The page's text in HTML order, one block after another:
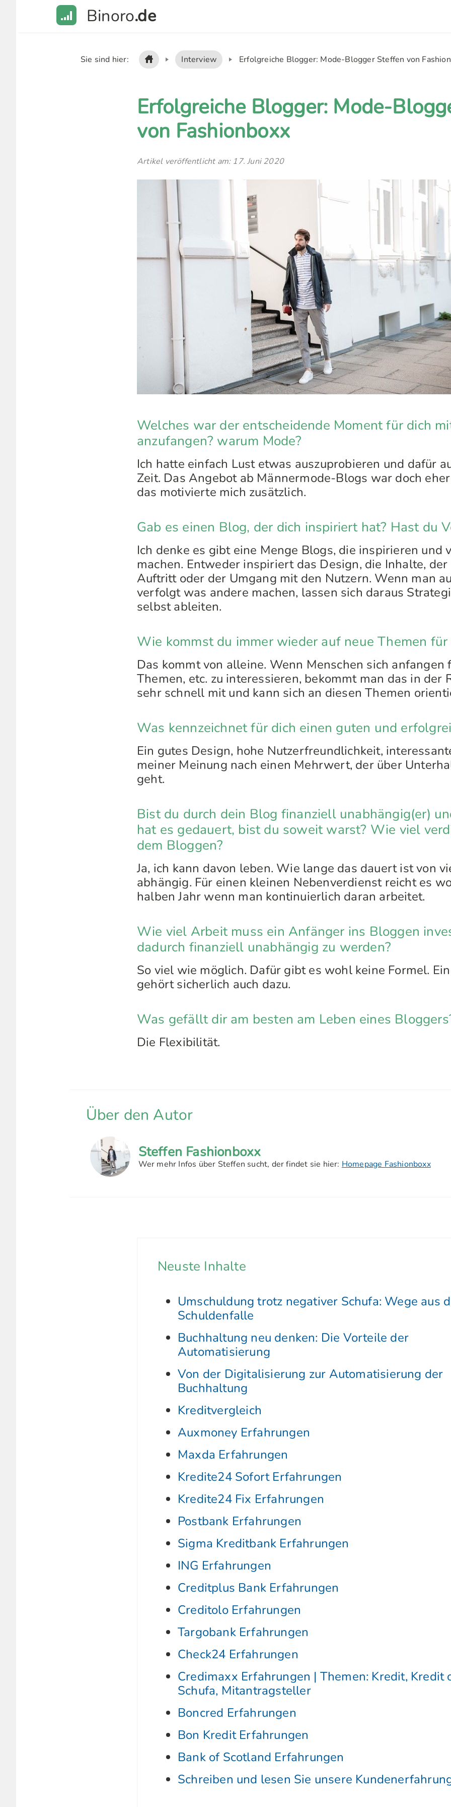
Binoro.de
Sie sind hier: Interview Erfolgreiche Blogger: Mode-Blogger Steffen von
Erfolgreiche Blogger: Mode-
von Fashionboxx
Artikel veröffentlicht am: 17. Juni 2020
Welches war der entscheidende Moment für dich
anzufangen? warum Mode?
Ich hatte einfach Lust etwas auszuprobieren und dafür
Zeit. Das Angebot ab Männermode-Blogs war doch
das motivierte mich zusätzlich.
Gab es einen Blog, der dich inspiriert hat? Hast du
Ich denke es gibt eine Menge Blogs, die inspirieren und
machen. Entweder inspiriert das Design, die Inhalte,
Auftritt oder der Umgang mit den Nutzern. Wenn man
verfolgt was andere machen, lassen sich daraus
selbst ableiten.
Wie kommst du immer wieder auf neue Themen
Das kommt von alleine. Wenn Menschen sich anfangen
Themen, etc. zu interessieren, bekommt man das in der
sehr schnell mit und kann sich an diesen Themen
Was kennzeichnet für dich einen guten und
Ein gutes Design, hohe Nutzerfreundlichkeit,
meiner Meinung nach einen Mehrwert, der über
geht.
Bist du durch dein Blog finanziell unabhängig(er)
hat es gedauert, bist du soweit warst? Wie viel
dem Bloggen?
Ja, ich kann davon leben. Wie lange das dauert ist von
abhängig. Für einen kleinen Nebenverdienst reicht es
halben Jahr wenn man kontinuierlich daran arbeitet.
Wie viel Arbeit muss ein Anfänger ins Bloggen
dadurch finanziell unabhängig zu werden?
So viel wie möglich. Dafür gibt es wohl keine Formel.
gehört sicherlich auch dazu.
Was gefällt dir am besten am Leben eines
Die Flexibilität.
Über den Autor
Steffen Fashionboxx
Wer mehr Infos über Steffen sucht, der findet sie hier: Homepage Fashionboxx
Neuste Inhalte
Umschuldung trotz negativer Schufa: Wege aus
Schuldenfalle
Buchhaltung neu denken: Die Vorteile der
Automatisierung
Von der Digitalisierung zur Automatisierung der
Buchhaltung
Kreditvergleich
Auxmoney Erfahrungen
Maxda Erfahrungen
Kredite24 Sofort Erfahrungen
Kredite24 Fix Erfahrungen
Postbank Erfahrungen
Sigma Kreditbank Erfahrungen
ING Erfahrungen
Creditplus Bank Erfahrungen
Creditolo Erfahrungen
Targobank Erfahrungen
Check24 Erfahrungen
Credimaxx Erfahrungen | Themen: Kredit, Kredit
Schufa, Mitantragsteller
Boncred Erfahrungen
Bon Kredit Erfahrungen
Bank of Scotland Erfahrungen
Schreiben und lesen Sie unsere